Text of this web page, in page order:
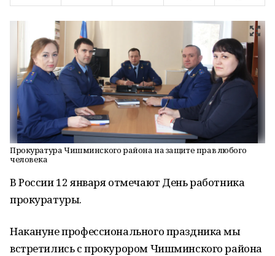
Прокуратура Чишминского района на защите прав любого
человека
В России 12 января отмечают День работника
прокуратуры.
Накануне профессионального праздника мы
встретились с прокурором Чишминского района